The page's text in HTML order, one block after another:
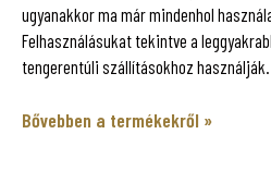
ugyanakkor ma már mindenhol
Felhasználásukat tekintve a
tengerentúli szállításokhoz használják.
Bővebben a termékekről »